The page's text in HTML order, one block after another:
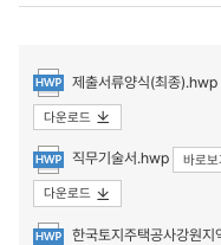
첨부파일
제출서류양식(최종).hwp
다운로드
직무기술서.hwp 바로보
다운로드
한국토지주택공사강원